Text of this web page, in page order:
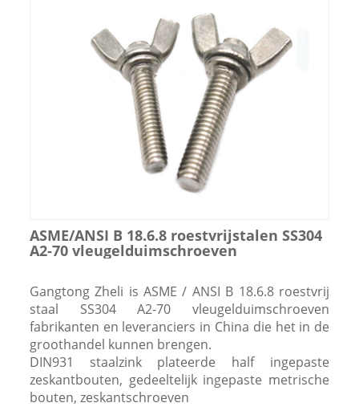
ASME/ANSI B 18.6.8 roestvrijstalen SS304
A2-70 vleugelduimschroeven
Gangtong Zheli is ASME / ANSI B 18.6.8 roestvrij
staal SS304 A2-70 vleugelduimschroeven
fabrikanten en leveranciers in China die het in de
groothandel kunnen brengen.
DIN931 staalzink plateerde half ingepaste
zeskantbouten, gedeeltelijk ingepaste metrische
bouten, zeskantschroeven